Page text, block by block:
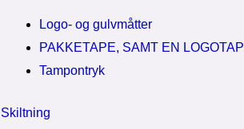
Logo- og gulvmåtter
PAKKETAPE, SAMT EN
Tampontryk
Skiltning